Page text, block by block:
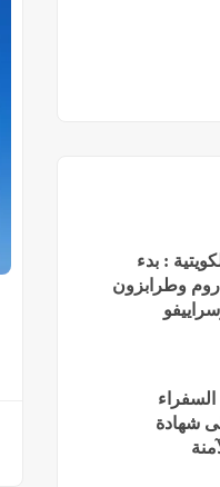
: بدء
وطرابزون
السفراء
شهادة